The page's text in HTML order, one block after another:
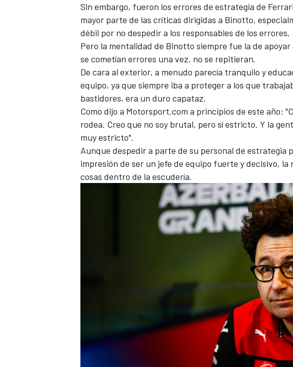
Sin embargo, fueron los errores de estrategia de
mayor parte de las críticas dirigidas a Binotto,
débil por no despedir a los responsables de los errores.
Pero la mentalidad de Binotto siempre fue la de
se cometían errores una vez, no se repitieran.
De cara al exterior, a menudo parecía tranquilo y
equipo, ya que siempre iba a proteger a los que
bastidores, era un duro capataz.
Como dijo a Motorsport.com a principios de este año:
rodea. Creo que no soy brutal, pero sí estricto. Y la
muy estricto".
Aunque despedir a parte de su personal de estrategia
impresión de ser un jefe de equipo fuerte y decisivo, la
cosas dentro de la escudería.